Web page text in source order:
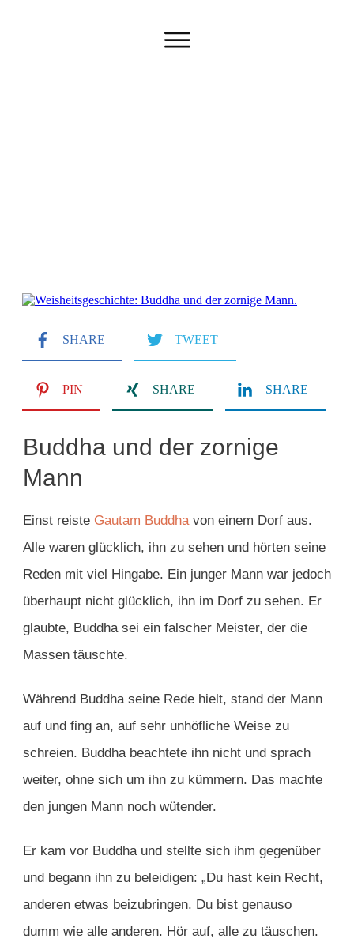
SHARE TWEET
PIN SHARE SHARE
Buddha und der zornige
Mann
Einst reiste Gautam Buddhavon einem Dorf aus.
Alle waren glücklich, ihn zu sehen und hörten seine
Reden mit viel Hingabe. Ein junger Mann war jedoch
überhaupt nicht glücklich, ihn im Dorf zu sehen. Er
glaubte, Buddha sei ein falscher Meister, der die
Massen täuschte.
Während Buddha seine Rede hielt, stand der Mann
auf und fing an, auf sehr unhöfliche Weise zu
schreien. Buddha beachtete ihn nicht und sprach
weiter, ohne sich um ihn zu kümmern. Das machte
den jungen Mann noch wütender.
Er kam vor Buddha und stellte sich ihm gegenüber
und begann ihn zu beleidigen: „Du hast kein Recht,
anderen etwas beizubringen. Du bist genauso
dumm wie alle anderen. Hör auf, alle zu täuschen.